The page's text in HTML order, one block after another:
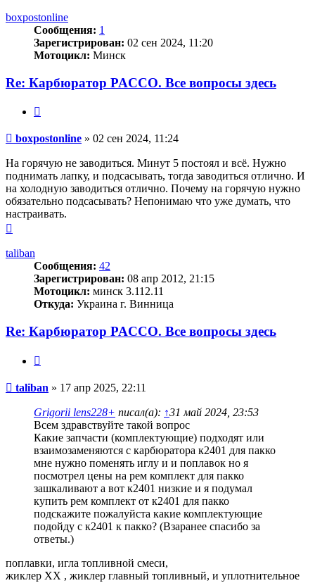
boxpostonline
Сообщения: 1
Зарегистрирован: 02 сен 2024, 11:20
Мотоцикл: Минск
Re: Карбюратор PACCO. Все вопросы здесь
Сообщение
boxpostonline » 02 сен 2024, 11:24
На горячую не заводиться. Минут 5 постоял и всё. Нужно
поднимать лапку, и подсасывать, тогда заводиться отлично. И
на холодную заводиться отлично. Почему на горячую нужно
обязательно подсасывать? Непонимаю что уже думать, что
настраивать.
началу
taliban
Сообщения: 42
Зарегистрирован: 08 апр 2012, 21:15
Мотоцикл: минск 3.112.11
Откуда: Украина г. Винница
Re: Карбюратор PACCO. Все вопросы здесь
Сообщение
taliban » 17 апр 2025, 22:11
Grigorii lens228+ писал(а): ↑31 май 2024, 23:53
Всем здравствуйте такой вопрос
Какие запчасти (комплектующие) подходят или
взаимозаменяются с карбюратора к2401 для пакко
мне нужно поменять иглу и и поплавок но я
посмотрел цены на рем комплект для пакко
зашкаливают а вот к2401 низкие и я подумал
купить рем комплект от к2401 для пакко
подскажите пожалуйста какие комплектующие
подойду с к2401 к пакко? (Взаранее спасибо за
ответы.)
поплавки, игла топливной смеси,
жиклер ХХ , жиклер главный топливный, и уплотнительное